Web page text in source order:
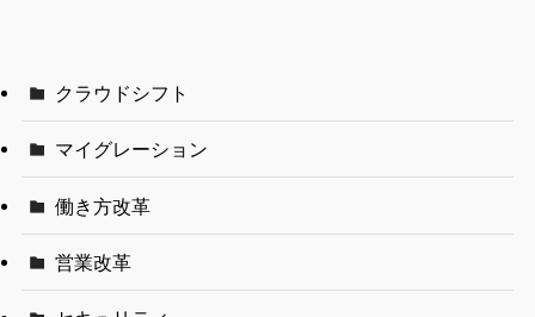
クラウドシフト
マイグレーション
働き方改革
営業改革